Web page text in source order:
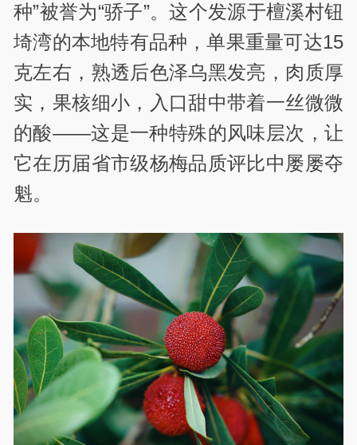
种”被誉为“骄子”。这个发源于檀溪村钮
埼湾的本地特有品种，单果重量可达15
克左右，熟透后色泽乌黑发亮，肉质厚
实，果核细小，入口甜中带着一丝微微
的酸——这是一种特殊的风味层次，让
它在历届省市级杨梅品质评比中屡屡夺
魁。